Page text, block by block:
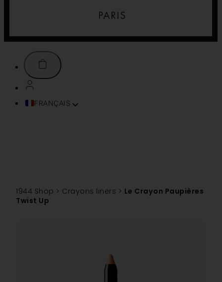
FRANÇAIS
简体中文
TIẾNG VIỆT
1944 Shop > Crayons liners > Le Crayon Paupières
Twist Up